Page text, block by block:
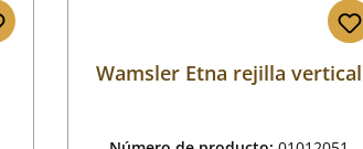
Wamsler Etna rejilla vertical